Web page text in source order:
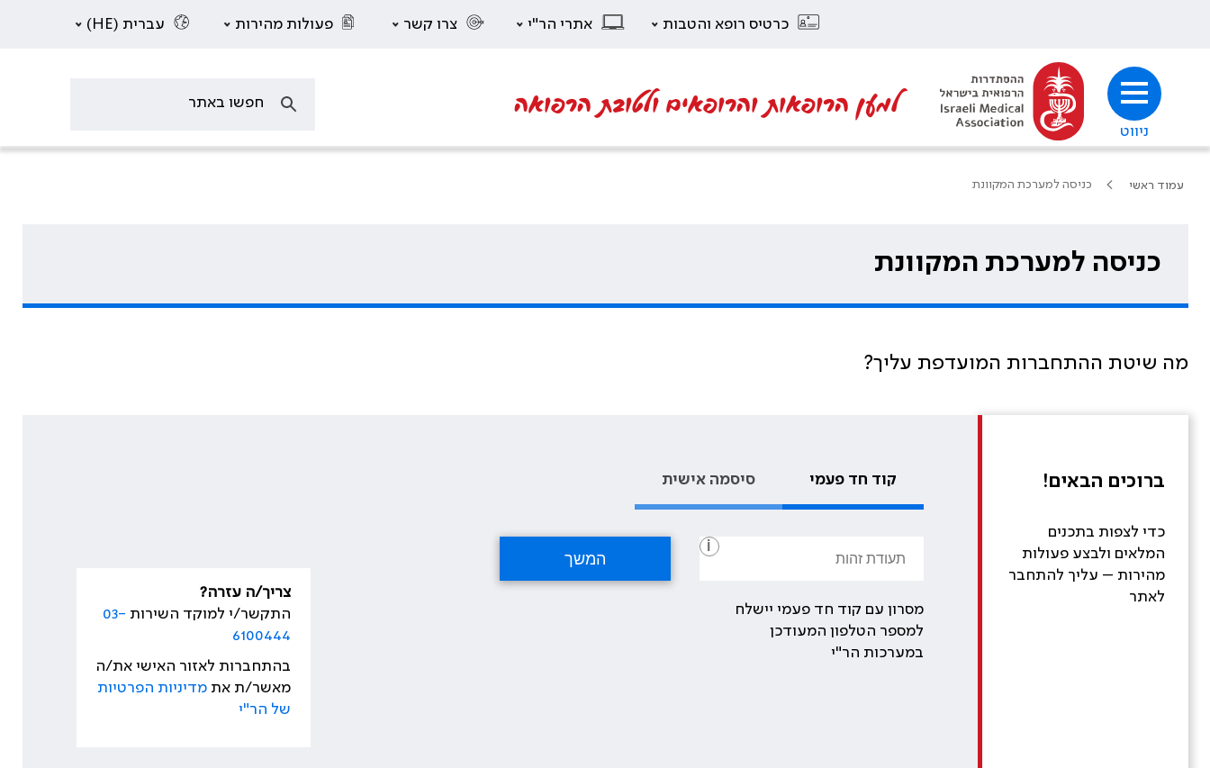
כרטיס רופא והטבות אתרי הר"י צרו קשר פעולות מהירות עברית (HE)
ניווט
למען הרופאות והרופאים ולטובת הרפואה
עמוד ראשי כניסה למערכת המקוונת
כניסה למערכת המקוונת
מה שיטת ההתחברות המועדפת עליך?
ברוכים הבאים!
כדי לצפות בתכנים
המלאים ולבצע פעולות
מהירות – עליך להתחבר
לאתר
קוד חד פעמי סיסמה אישית
i
מסרון עם קוד חד פעמי יישלח
למספר הטלפון המעודכן
במערכות הר"י
צריך/ה עזרה?
התקשר/י למוקד השירות 03-
6100444
בהתחברות לאזור האישי את/ה
מאשר/ת אתמדיניות הפרטיות
של הר"י